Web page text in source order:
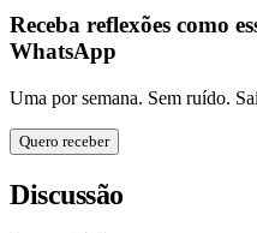
Receba reflexões como
WhatsApp
Uma por semana. Sem ruído.
Quero receber
Discussão